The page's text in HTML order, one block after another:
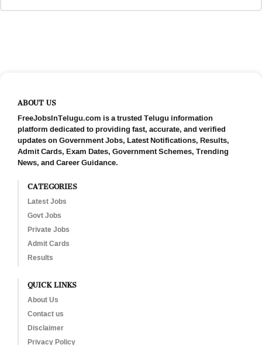
ABOUT US
FreeJobsInTelugu.com is a trusted Telugu information
platform dedicated to providing fast, accurate, and verified
updates on Government Jobs, Latest Notifications, Results,
Admit Cards, Exam Dates, Government Schemes, Trending
News, and Career Guidance.
CATEGORIES
Latest Jobs
Govt Jobs
Private Jobs
Admit Cards
Results
QUICK LINKS
About Us
Contact us
Disclaimer
Privacy Policy